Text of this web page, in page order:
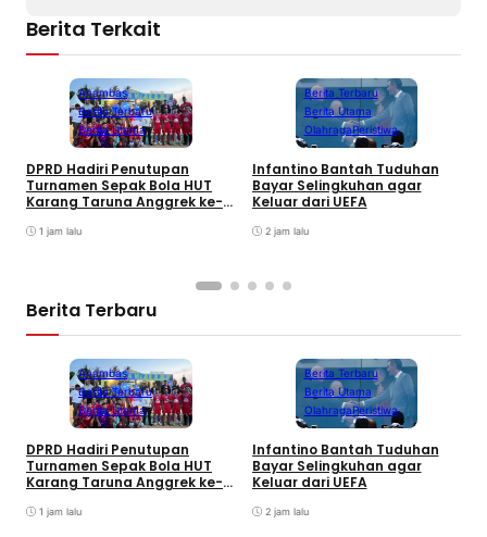
Berita Terkait
Anambas
Berita Terbaru
Berita Utama
DPRD Hadiri Penutupan
Turnamen Sepak Bola HUT
Karang Taruna Anggrek ke-
1 jam lalu
Berita Terbaru
Berita Utama
OlahragaPeristiwa
Infantino Bantah Tuduhan
Bayar Selingkuhan agar
Keluar dari UEFA
2 jam lalu
Berita Terbaru
Anambas
Berita Terbaru
Berita Utama
DPRD Hadiri Penutupan
Turnamen Sepak Bola HUT
Karang Taruna Anggrek ke-
1 jam lalu
Berita Terbaru
Berita Utama
OlahragaPeristiwa
Infantino Bantah Tuduhan
Bayar Selingkuhan agar
Keluar dari UEFA
2 jam lalu